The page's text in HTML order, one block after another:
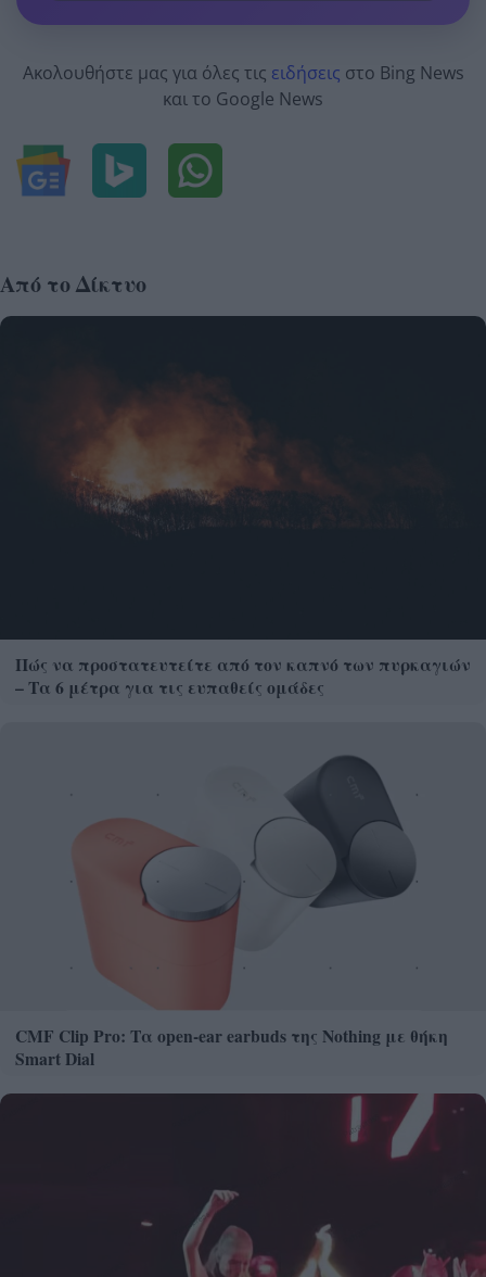
Ακολουθήστε μας για όλες τις ειδήσεις στο Bing News
και το Google News
Από το Δίκτυο
Πώς να προστατευτείτε από τον καπνό των πυρκαγιών
– Τα 6 μέτρα για τις ευπαθείς ομάδες
CMF Clip Pro: Τα open-ear earbuds της Nothing με θήκη
Smart Dial